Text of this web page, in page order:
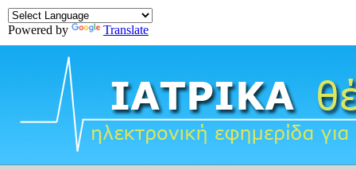
Powered by Translate